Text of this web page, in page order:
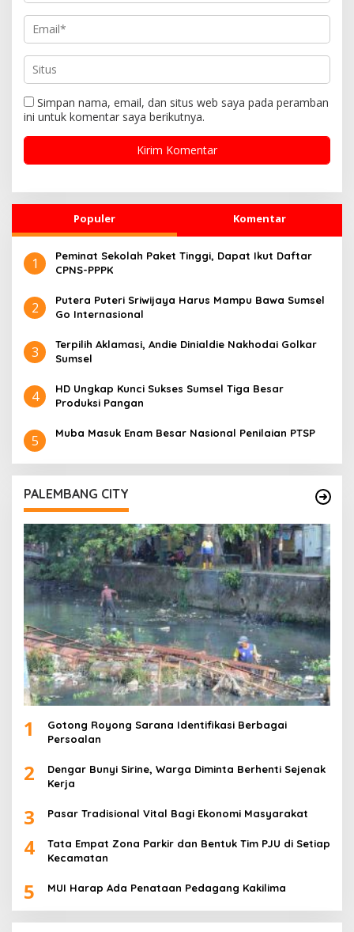
Simpan nama, email, dan situs web saya pada peramban
ini untuk komentar saya berikutnya.
Populer Komentar
1
Peminat Sekolah Paket Tinggi, Dapat Ikut Daftar
CPNS-PPPK
2
Putera Puteri Sriwijaya Harus Mampu Bawa Sumsel
Go Internasional
3
Terpilih Aklamasi, Andie Dinialdie Nakhodai Golkar
Sumsel
4
HD Ungkap Kunci Sukses Sumsel Tiga Besar
Produksi Pangan
5 Muba Masuk Enam Besar Nasional Penilaian PTSP
PALEMBANG CITY
1
Gotong Royong Sarana Identifikasi Berbagai
Persoalan
2
Dengar Bunyi Sirine, Warga Diminta Berhenti Sejenak
Kerja
3 Pasar Tradisional Vital Bagi Ekonomi Masyarakat
4
Tata Empat Zona Parkir dan Bentuk Tim PJU di Setiap
Kecamatan
5 MUI Harap Ada Penataan Pedagang Kakilima